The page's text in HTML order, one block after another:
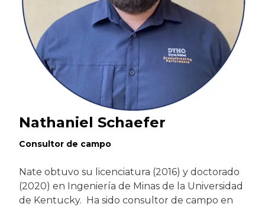
Nathaniel Schaefer
Consultor de campo
Nate obtuvo su licenciatura (2016) y doctorado
(2020) en Ingeniería de Minas de la Universidad
de Kentucky. Ha sido consultor de campo en